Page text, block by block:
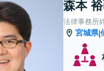
森本
法律事務所
宮城県|